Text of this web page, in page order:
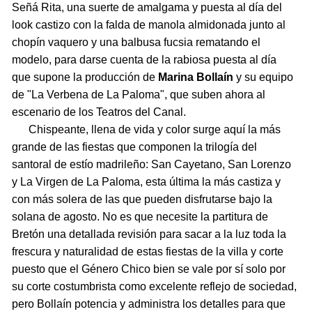
Señá Rita, una suerte de amalgama y puesta al día del
look castizo con la falda de manola almidonada junto al
chopín vaquero y una balbusa fucsia rematando el
modelo, para darse cuenta de la rabiosa puesta al día
que supone la producción de Marina Bollaín y su equipo
de "La Verbena de La Paloma", que suben ahora al
escenario de los Teatros del Canal.
Chispeante, llena de vida y color surge aquí la más
grande de las fiestas que componen la trilogía del
santoral de estío madrileño: San Cayetano, San Lorenzo
y La Virgen de La Paloma, esta última la más castiza y
con más solera de las que pueden disfrutarse bajo la
solana de agosto. No es que necesite la partitura de
Bretón una detallada revisión para sacar a la luz toda la
frescura y naturalidad de estas fiestas de la villa y corte
puesto que el Género Chico bien se vale por sí solo por
su corte costumbrista como excelente reflejo de sociedad,
pero Bollaín potencia y administra los detalles para que